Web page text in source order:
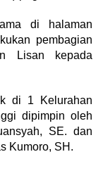
di halaman
pembagian
Lisan kepada
di 1 Kelurahan
dipimpin oleh
SE. dan
Kumoro, SH.